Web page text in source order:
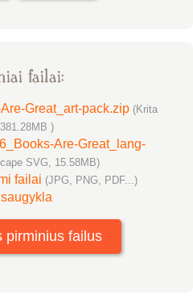
failai:
Great_art-pack.zip (Krita
)
Are-Great_lang-
SVG, 15.58MB)
failai (JPG, PNG, PDF...)
saugykla
pirminius failus